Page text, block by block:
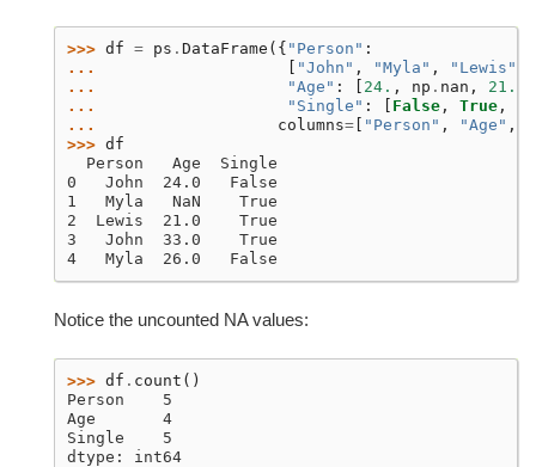
>>> df = ps . DataFrame ({ "Person" :
...
"John" , "Myla" , "Lewis"
...
"Age" : 24. , np . nan , 21.
...
"Single" : False , True ,
...
columns= "Person" , "Age" ,
>>> df
  Person   Age  Single
0   John  24.0   False
1   Myla   NaN    True
2  Lewis  21.0    True
3   John  33.0    True
4   Myla  26.0   False
Notice the uncounted NA values:
>>> df . count ()
Person    5
Age       4
Single    5
dtype: int64